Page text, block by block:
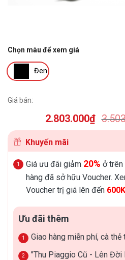
Chọn màu để xem giá
Đen
Giá bán:
2.803.000₫
Khuyến mãi
Giá ưu đãi giảm 20% ở trên
hàng đã sở hữu Voucher.
Voucher trị giá lên đến 600K
Ưu đãi thêm
Giao hàng miễn phí, cà thẻ
"Thu Piaggio Cũ - Lên